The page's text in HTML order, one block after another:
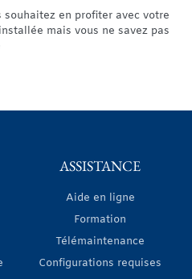
en profiter avec votre
mais vous ne savez pas
ASSISTANCE
Aide en ligne
Formation
Télémaintenance
Configurations requises